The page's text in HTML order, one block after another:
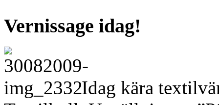
Vernissage idag!
Idag kära